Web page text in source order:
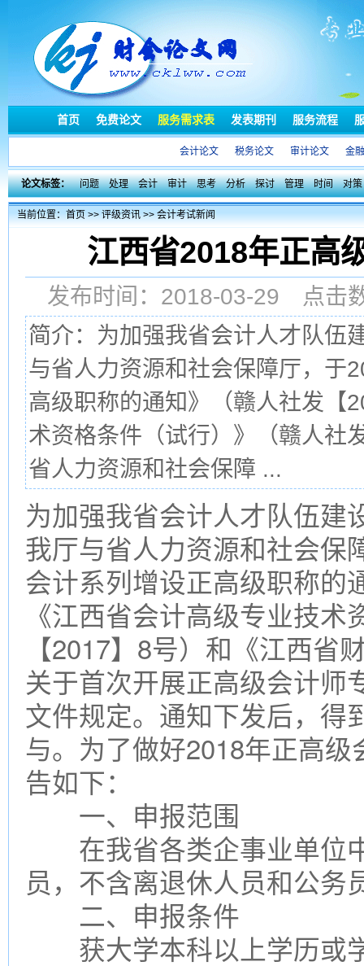
首页 免费论文 服务需求表 发表期刊 服务流程
会计论文 税务论文 审计论文 金
论文标签： 问题 处理 会计 审计 思考 分析 探讨 管理 时间 对策
当前位置：首页>>评级资讯>>会计考试新闻
江西省2018年正高
发布时间：2018-03-29 点
简介：为加强我省会计人才队伍
与省人力资源和社会保障厅，于
高级职称的通知》（赣人社发【
术资格条件（试行）》（赣人社
省人力资源和社会保障 ...
为加强我省会计人才队伍建
我厅与省人力资源和社会保
会计系列增设正高级职称的
《江西省会计高级专业技
【2017】8号）和《江西
关于首次开展正高级会计师
文件规定。通知下发后，得
与。为了做好2018年正高
告如下：
一、申报范围
在我省各类企事业单位
员，不含离退休人员和公务
二、申报条件
获大学本科以上学历或